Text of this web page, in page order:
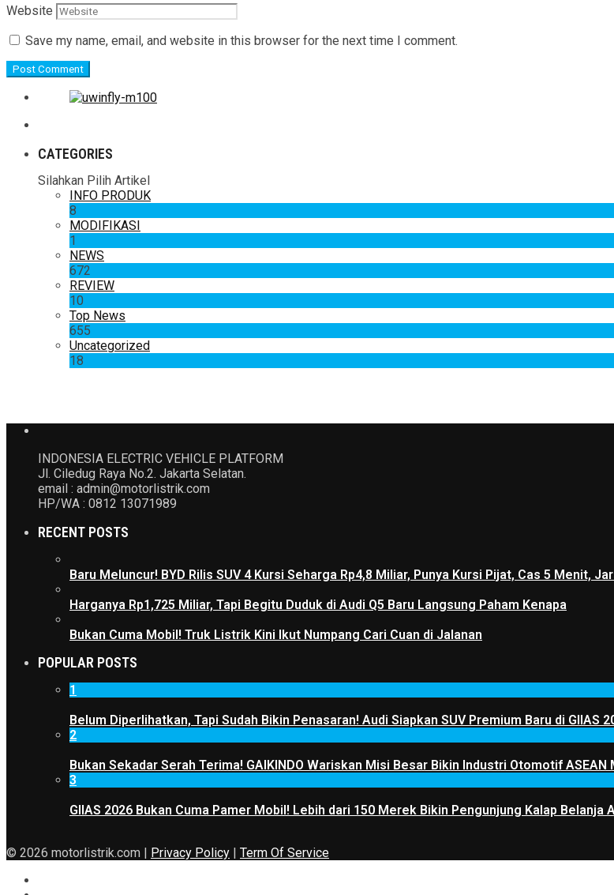
Website
Save my name, email, and website in this browser for the next time I comment.
CATEGORIES
Silahkan Pilih Artikel
INFO PRODUK
8
MODIFIKASI
1
NEWS
672
REVIEW
10
Top News
655
Uncategorized
18
INDONESIA ELECTRIC VEHICLE PLATFORM
Jl. Ciledug Raya No.2. Jakarta Selatan.
email : admin@motorlistrik.com
HP/WA : 0812 13071989
RECENT POSTS
Baru Meluncur! BYD Rilis SUV 4 Kursi Seharga Rp4,8 Miliar, Punya Kursi Pijat, Cas 5 Menit,
Harganya Rp1,725 Miliar, Tapi Begitu Duduk di Audi Q5 Baru Langsung Paham Kenapa
Bukan Cuma Mobil! Truk Listrik Kini Ikut Numpang Cari Cuan di Jalanan
POPULAR POSTS
1
Belum Diperlihatkan, Tapi Sudah Bikin Penasaran! Audi Siapkan SUV Premium Baru di GIIAS
2
Bukan Sekadar Serah Terima! GAIKINDO Wariskan Misi Besar Bikin Industri Otomotif ASEAN
3
GIIAS 2026 Bukan Cuma Pamer Mobil! Lebih dari 150 Merek Bikin Pengunjung Kalap Belanja
© 2026 motorlistrik.com | Privacy Policy Term Of Service